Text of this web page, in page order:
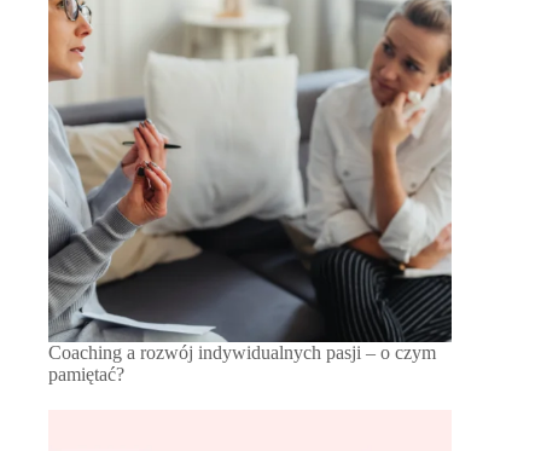
Coaching a rozwój indywidualnych pasji – o czym
pamiętać?